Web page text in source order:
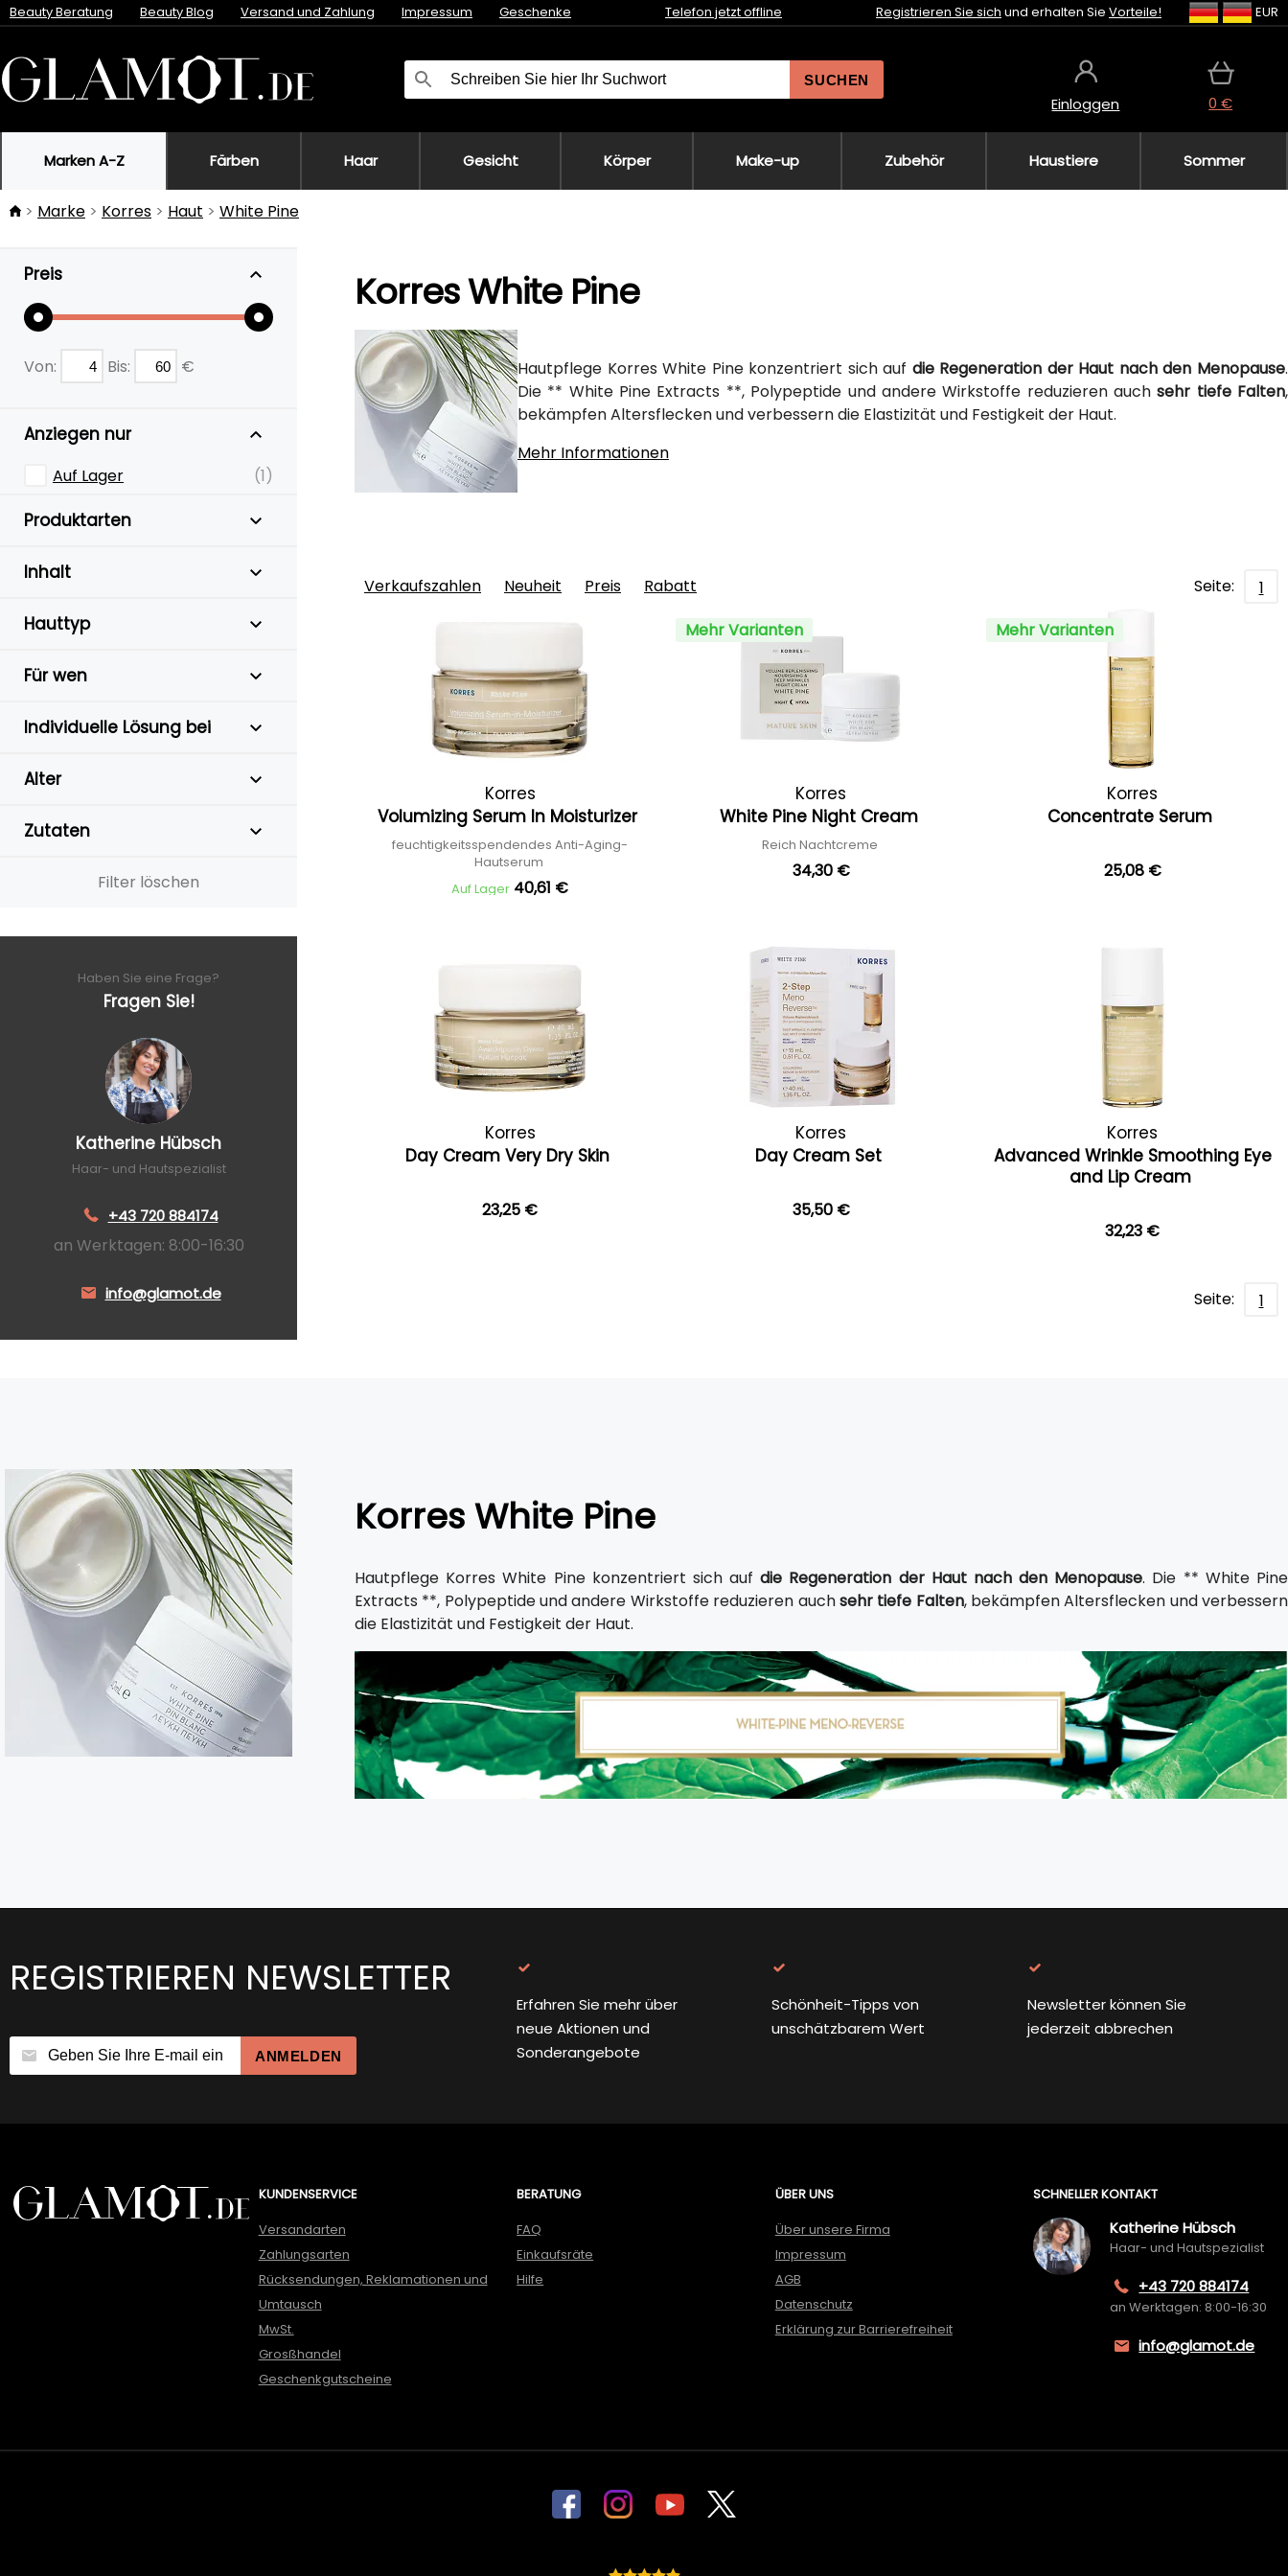
Beauty Beratung Beauty Blog Versand und Zahlung Impressum Geschenke Telefon jetzt offline Registrieren Sie sich und erhalten Sie Vorteile! EUR
SUCHEN
Einloggen 0 €
Marken A-Z Färben Haar Gesicht Körper Make-up Zubehör Haustiere Sommer
Marke Korres Haut White Pine
Preis
Von: Bis: €
Anziegen nur
Auf Lager (1)
Produktarten
Inhalt
Hauttyp
Für wen
Individuelle Lösung bei
Alter
Zutaten
Filter löschen
Haben Sie eine Frage?
Fragen Sie!
Katherine Hübsch
Haar- und Hautspezialist
+43 720 884174
an Werktagen: 8:00-16:30
info@glamot.de
Korres White Pine
Hautpflege Korres White Pine konzentriert sich auf die Regeneration der Haut nach den Menopause.
Die ** White Pine Extracts **, Polypeptide und andere Wirkstoffe reduzieren auchsehr tiefe Falten,
bekämpfen Altersflecken und verbessern die Elastizität und Festigkeit der Haut.
Mehr Informationen
Verkaufszahlen Neuheit Preis Rabatt Seite: 1
Korres
Volumizing Serum In Moisturizer
feuchtigkeitsspendendes Anti-Aging-
Hautserum
Auf Lager 40,61 €
Mehr Varianten
Korres
White Pine Night Cream
Reich Nachtcreme
34,30 €
Mehr Varianten
Korres
Concentrate Serum
25,08 €
Korres
Day Cream Very Dry Skin
23,25 €
Korres
Day Cream Set
35,50 €
Korres
Advanced Wrinkle Smoothing Eye
and Lip Cream
32,23 €
Seite: 1
Korres White Pine
Hautpflege Korres White Pine konzentriert sich aufdie Regeneration der Haut nach den Menopause. Die ** White Pine
Extracts **, Polypeptide und andere Wirkstoffe reduzieren auchsehr tiefe Falten, bekämpfen Altersflecken und verbessern
die Elastizität und Festigkeit der Haut.
REGISTRIEREN NEWSLETTER
ANMELDEN
Erfahren Sie mehr über
neue Aktionen und
Sonderangebote
Schönheit-Tipps von
unschätzbarem Wert
Newsletter können Sie
jederzeit abbrechen
KUNDENSERVICE
Versandarten
Zahlungsarten
Rücksendungen, Reklamationen und
Umtausch
MwSt.
Grosßhandel
Geschenkgutscheine
BERATUNG
FAQ
Einkaufsräte
Hilfe
ÜBER UNS
Über unsere Firma
Impressum
AGB
Datenschutz
Erklärung zur Barrierefreiheit
SCHNELLER KONTAKT
Katherine Hübsch
Haar- und Hautspezialist
+43 720 884174
an Werktagen: 8:00-16:30
info@glamot.de